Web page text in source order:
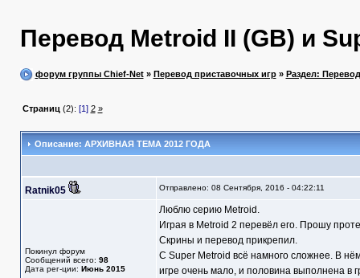
Перевод Metroid II (GB) и
форум группы Chief-Net» Перевод приставочных игр» Раздел:
Страниц (2): [1] 2 »
Описание: АРХИВНАЯ ТЕМА 2012 ГОДА
Ratnik05 Отправлено: 08 Сентября, 2016 - 04:22:11
Покинул форум
Сообщений всего: 98
Дата рег-ции: Июнь 2015
Люблю серию Metroid.
Играя в Metroid 2 перевёл его. Прошу
Скрины и перевод прикрепил.
С Super Metroid всё намного сложнее. В
игре очень мало, и половина выполнена в